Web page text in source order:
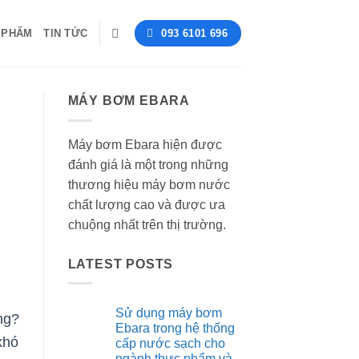
TIN TỨC 093 6101 696
MÁY BƠM EBARA
Máy bơm Ebara hiện được
đánh giá là một trong những
thương hiệu máy bơm nước
chất lượng cao và được ưa
chuộng nhất trên thị trường.
LATEST POSTS
Sử dụng máy bơm
Ebara trong hệ thống
cấp nước sạch cho